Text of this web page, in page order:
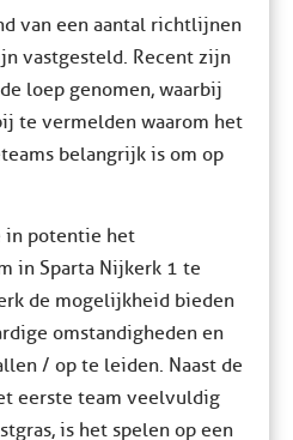
van een aantal richtlijnen
vastgesteld. Recent zijn
loep genomen, waarbij
te vermelden waarom het
belangrijk is om op
in potentie het
in Sparta Nijkerk 1 te
de mogelijkheid bieden
omstandigheden en
/ op te leiden. Naast de
eerste team veelvuldig
is het spelen op een